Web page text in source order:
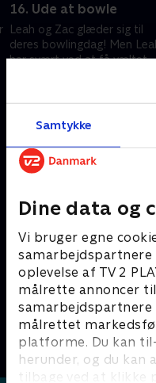
Samtykke
Dine data og
Vi bruger egne
samarbejdspartnere
oplevelse af TV 2
målrette annoncer til
samarbejdspartnere
målrettet
platforme. Du kan
herunder, og du
tilbage ved at klikke
16. Ude at bowle
Leah og Zac glæder sig til
deres bowlingdag! Men
har svært ved at få væltet
Andre så også
Dino Deluxe
Børneserier • 1 sæsoner